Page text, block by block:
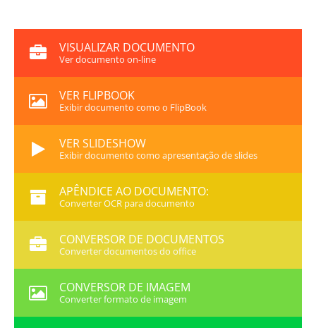
VISUALIZAR DOCUMENTO
Ver documento on-line
VER FLIPBOOK
Exibir documento como o FlipBook
VER SLIDESHOW
Exibir documento como apresentação de slides
APÊNDICE AO DOCUMENTO:
Converter OCR para documento
CONVERSOR DE DOCUMENTOS
Converter documentos do office
CONVERSOR DE IMAGEM
Converter formato de imagem